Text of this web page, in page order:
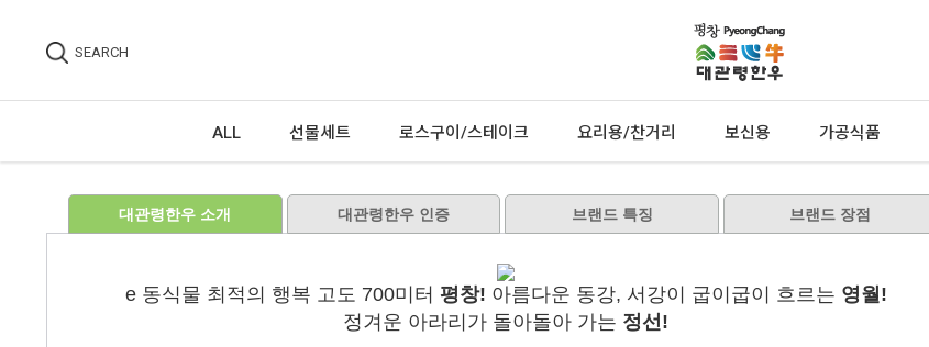
SEARCH
ALL 선물세트 로스구이/스테이크 요리용/찬거리 보신용 가공식품
대관령한우 소개 대관령한우 인증 브랜드 특징 브랜드 장점
e 동식물 최적의 행복 고도 700미터 평창! 아름다운 동강, 서강이 굽이굽이 흐르는 영월!
정겨운 아라리가 돌아돌아 가는 정선!